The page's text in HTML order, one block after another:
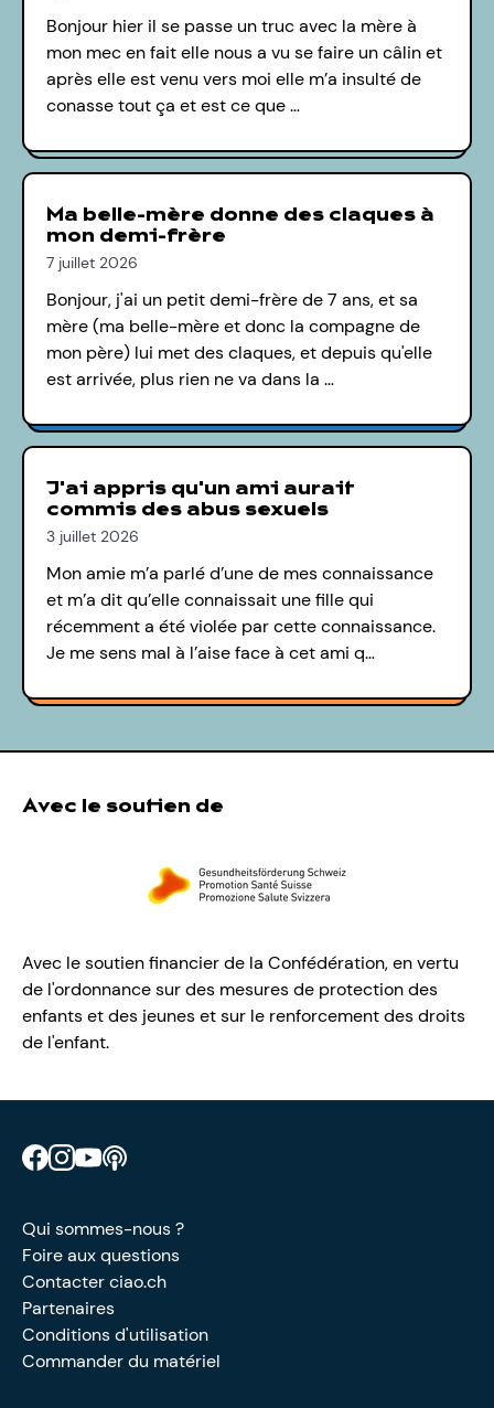
Bonjour hier il se passe un truc avec la mère à
mon mec en fait elle nous a vu se faire un câlin et
après elle est venu vers moi elle m’a insulté de
conasse tout ça et est ce que …
Ma belle-mère donne des claques à
mon demi-frère
7 juillet 2026
Bonjour, j'ai un petit demi-frère de 7 ans, et sa
mère (ma belle-mère et donc la compagne de
mon père) lui met des claques, et depuis qu'elle
est arrivée, plus rien ne va dans la …
J'ai appris qu'un ami aurait
commis des abus sexuels
3 juillet 2026
Mon amie m’a parlé d’une de mes connaissance
et m’a dit qu’elle connaissait une fille qui
récemment a été violée par cette connaissance.
Je me sens mal à l’aise face à cet ami q…
Avec le soutien de
Avec le soutien financier de la Confédération, en vertu
de l'ordonnance sur des mesures de protection des
enfants et des jeunes et sur le renforcement des droits
de l'enfant.
Retrouve CIAO sur Facebook
Retrouve CIAO sur Instagram
Retrouve CIAO sur YouTube
Qui sommes-nous ?
Foire aux questions
Contacter ciao.ch
Partenaires
Conditions d'utilisation
Commander du matériel